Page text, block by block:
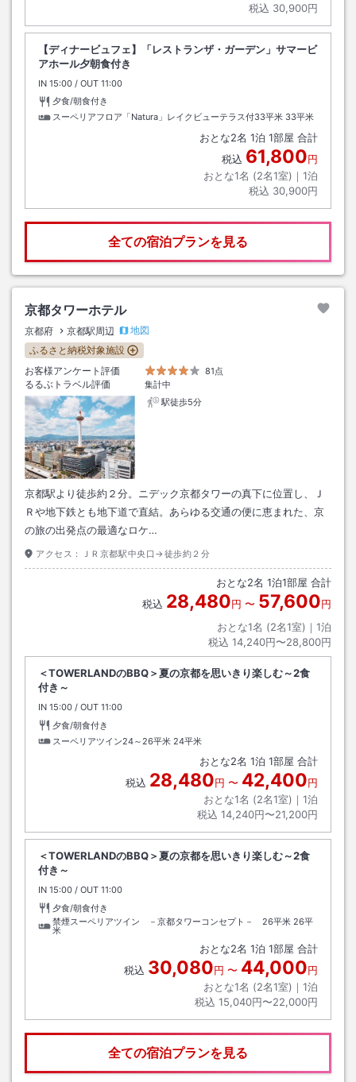
税込 30,900円
【ディナービュフェ】「レストランザ・ガーデン」サマービ
アホール夕朝食付き
IN チェックイン
15:00 / OUT チェックアウト
11:00
夕食/朝食付き
スーペリアフロア「Natura」レイクビューテラス付33平米 33平米
おとな2名 1泊 1部屋 合計
税込 61,800円
おとな1名 (2名1室)｜ 1泊
税込 30,900円
全ての宿泊プランを見る
京都タワーホテル
京都府 京都駅周辺
地図
ふるさと納税対象施設
お客様アンケート評価
81点
るるぶトラベル評価
集計中
駅徒歩5分
京都駅より徒歩約２分。ニデック京都タワーの真下に位置し、Ｊ
Ｒや地下鉄とも地下道で直結。あらゆる交通の便に恵まれた、京
の旅の出発点の最適なロケ…
アクセス： ＪＲ京都駅中央口→徒歩約２分
おとな2名 1泊1部屋 合計
税込 28,480円 〜 57,600円
おとな1名 (2名1室)｜ 1泊
税込 14,240円〜28,800円
＜TOWERLANDのBBQ＞夏の京都を思いきり楽しむ～2食
付き～
IN チェックイン
15:00 / OUT チェックアウト
11:00
夕食/朝食付き
スーペリアツイン24～26平米 24平米
おとな2名 1泊 1部屋 合計
税込 28,480円 〜 42,400円
おとな1名 (2名1室)｜ 1泊
税込 14,240円〜21,200円
＜TOWERLANDのBBQ＞夏の京都を思いきり楽しむ～2食
付き～
IN チェックイン
15:00 / OUT チェックアウト
11:00
夕食/朝食付き
禁煙スーペリアツイン －京都タワーコンセプト－ 26平米 26平
米
おとな2名 1泊 1部屋 合計
税込 30,080円 〜 44,000円
おとな1名 (2名1室)｜ 1泊
税込 15,040円〜22,000円
全ての宿泊プランを見る